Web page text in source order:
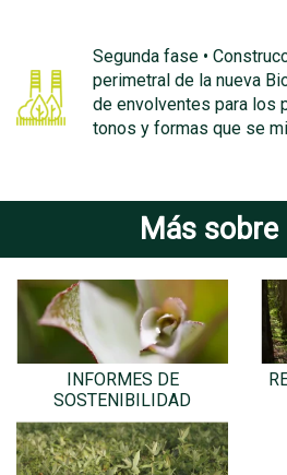
Segunda fase •
perimetral de la nueva
de envolventes para los
tonos y formas que se
Más sobre
INFORMES DE
SOSTENIBILIDAD